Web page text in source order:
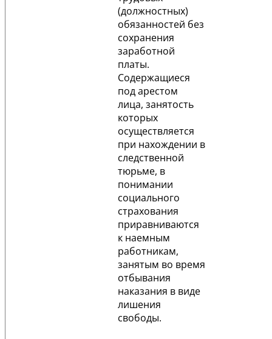
(должностных)
обязанностей без
сохранения
заработной
платы.
Содержащиеся
под арестом
лица, занятость
которых
осуществляется
при нахождении в
следственной
тюрьме, в
понимании
социального
страхования
приравниваются
к наемным
работникам,
занятым во время
отбывания
наказания в виде
лишения
свободы.